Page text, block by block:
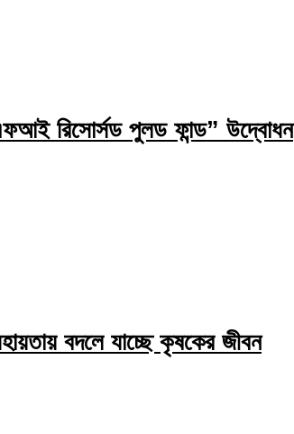
রিসোর্সড পুলড ফান্ড” উদ্বোধন
বদলে যাচ্ছে কৃষকের জীবন